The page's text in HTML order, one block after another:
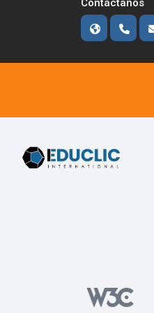
Contáctanos